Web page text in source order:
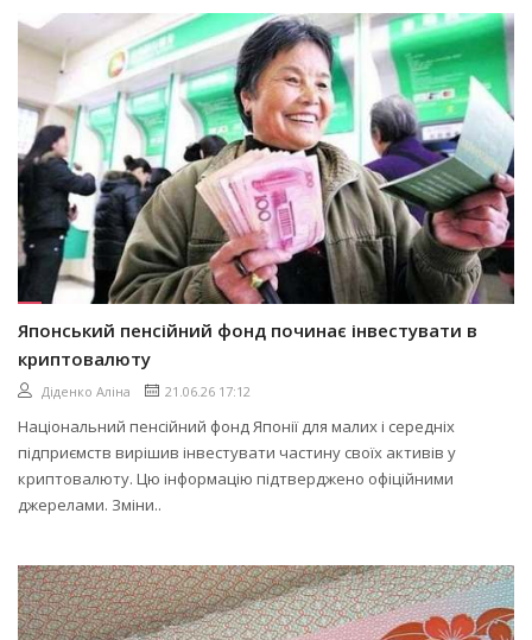
Японський пенсійний фонд починає інвестувати в
криптовалюту
Діденко Аліна 21.06.26 17:12
Національний пенсійний фонд Японії для малих і середніх
підприємств вирішив інвестувати частину своїх активів у
криптовалюту. Цю інформацію підтверджено офіційними
джерелами. Зміни..